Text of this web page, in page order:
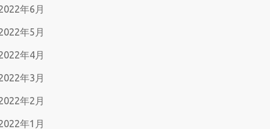
年6月
年5月
年4月
年3月
年2月
年1月